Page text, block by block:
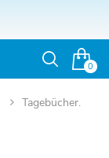
0
Otvoriť
Tagebücher.